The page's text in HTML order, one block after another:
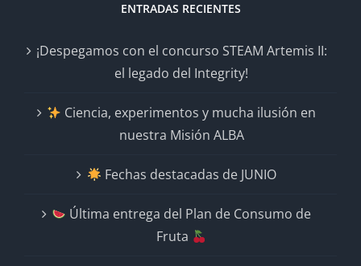
ENTRADAS RECIENTES
¡Despegamos con el concurso STEAM Artemis II:
el legado del Integrity!
Ciencia, experimentos y mucha ilusión en
nuestra Misión ALBA
Fechas destacadas de JUNIO
Última entrega del Plan de Consumo de
Fruta